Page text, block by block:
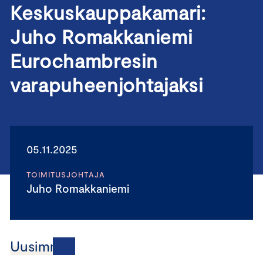
Keskuskauppakamari:
Juho Romakkaniemi
Eurochambresin
varapuheenjohtajaksi
05.11.2025
TOIMITUSJOHTAJA
Juho Romakkaniemi
Uusimmat